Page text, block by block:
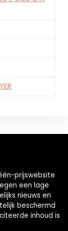
prijswebsite
een lage
nieuws en
beschermd
inhoud is